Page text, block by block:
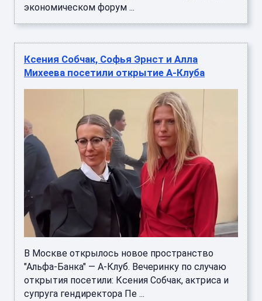
экономическом форум ...
Ксения Собчак, Софья Эрнст и Алла
Михеева посетили открытие А-Клуба
В Москве открылось новое пространство
"Альфа-Банка" — А-Клуб. Вечеринку по случаю
открытия посетили: Ксения Собчак, актриса и
супруга гендиректора Пе ...